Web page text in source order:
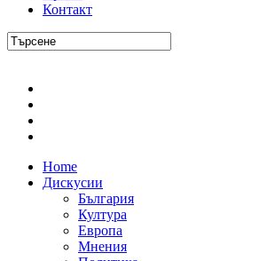
Контакт
Home
Дискусии
България
Култура
Европа
Мнения